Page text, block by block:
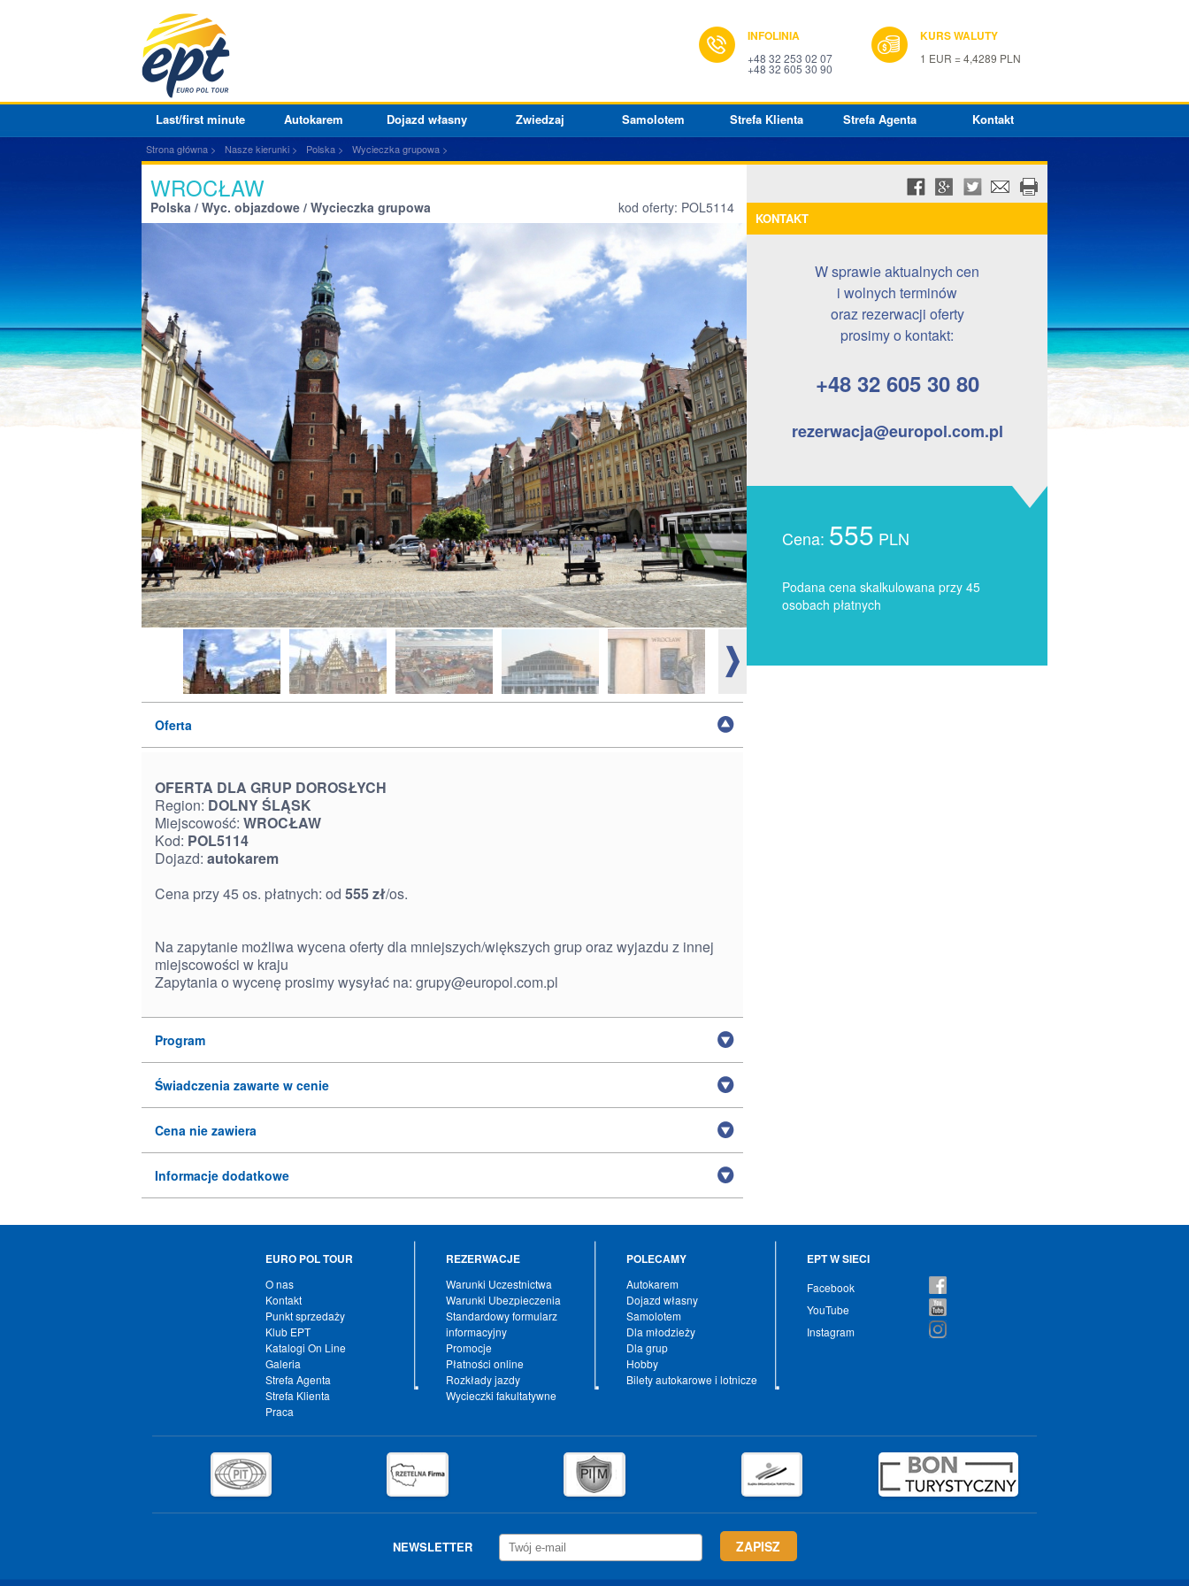
INFOLINIA
+48 32 253 02 07
+48 32 605 30 90
KURS WALUTY
1 EUR = 4,4289 PLN
Last/first minute Autokarem Dojazd własny Zwiedzaj Samolotem Strefa Klienta Strefa Agenta Kontakt
Strona główna Nasze kierunki Polska Wycieczka grupowa
WROCŁAW
Polska / Wyc. objazdowe / Wycieczka grupowa kod oferty: POL5114
KONTAKT
W sprawie aktualnych cen
i wolnych terminów
oraz rezerwacji oferty
prosimy o kontakt:
+48 32 605 30 80
rezerwacja@europol.com.pl
Cena: 555 PLN
Podana cena skalkulowana przy 45
osobach płatnych
Oferta
OFERTA DLA GRUP DOROSŁYCH
Region: DOLNY ŚLĄSK
Miejscowość: WROCŁAW
Kod: POL5114
Dojazd: autokarem
Cena przy 45 os. płatnych: od 555 zł/os.
Na zapytanie możliwa wycena oferty dla mniejszych/większych grup oraz wyjazdu z innej
miejscowości w kraju
Zapytania o wycenę prosimy wysyłać na: grupy@europol.com.pl
Program
Świadczenia zawarte w cenie
Cena nie zawiera
Informacje dodatkowe
EURO POL TOUR
O nas
Kontakt
Punkt sprzedaży
Klub EPT
Katalogi On Line
Galeria
Strefa Agenta
Strefa Klienta
Praca
REZERWACJE
Warunki Uczestnictwa
Warunki Ubezpieczenia
Standardowy formularz
informacyjny
Promocje
Płatności online
Rozkłady jazdy
Wycieczki fakultatywne
POLECAMY
Autokarem
Dojazd własny
Samolotem
Dla młodzieży
Dla grup
Hobby
Bilety autokarowe i lotnicze
EPT W SIECI
Facebook
YouTube
Instagram
NEWSLETTER